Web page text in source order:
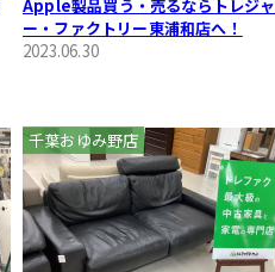
Apple製品買う・売るならトレジャ
ー・ファクトリー東浦和店へ！
2023.06.30
千葉おゆみ野店